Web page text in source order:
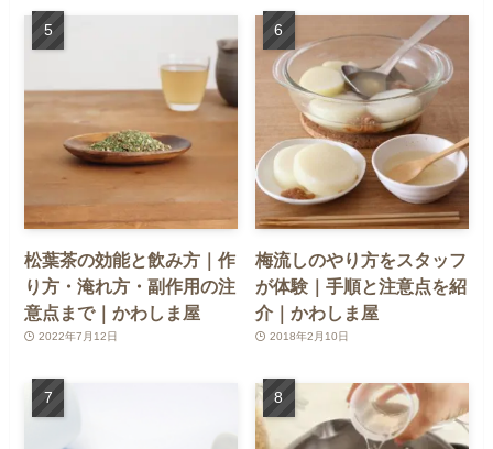
松葉茶の効能と飲み方｜作
り方・淹れ方・副作用の注
意点まで｜かわしま屋
2022年7月12日
梅流しのやり方をスタッフ
が体験｜手順と注意点を紹
介｜かわしま屋
2018年2月10日